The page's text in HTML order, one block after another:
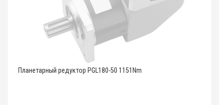
Планетарный редуктор PGL180-50 1151Nm